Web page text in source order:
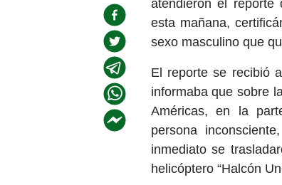
atendieron el
esta mañana,
sexo masculino que
El reporte se recibió
informaba que sobre
Américas, en la
persona
inmediato se
helicóptero “Halcón